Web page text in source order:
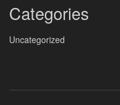
Categories
Uncategorized